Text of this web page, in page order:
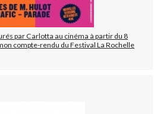
par Carlotta au cinéma à partir du 8
compte-rendu du Festival La Rochelle